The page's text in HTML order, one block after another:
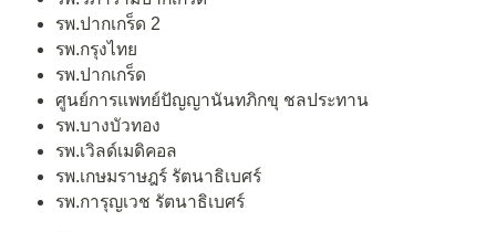
รพ.ปากเกร็ด 2
รพ.กรุงไทย
รพ.ปากเกร็ด
ศูนย์การแพทย์ปัญญานันทภิกขุ ชลประทาน
รพ.บางบัวทอง
รพ.เวิลด์เมดิคอล
รพ.เกษมราษฎร์ รัตนาธิเบศร์
รพ.การุญเวช รัตนาธิเบศร์